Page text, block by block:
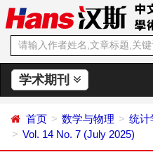
学术期刊
首页 数学与物理
统计
Vol. 14 No. 7 (July 2025)